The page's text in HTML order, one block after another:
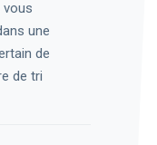
vous
une
de
de tri